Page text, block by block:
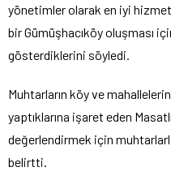
yönetimler olarak en iyi
bir Gümüşhacıköy oluşması
gösterdiklerini söyledi.
Muhtarların köy ve
yaptıklarına işaret eden
değerlendirmek için
belirtti.